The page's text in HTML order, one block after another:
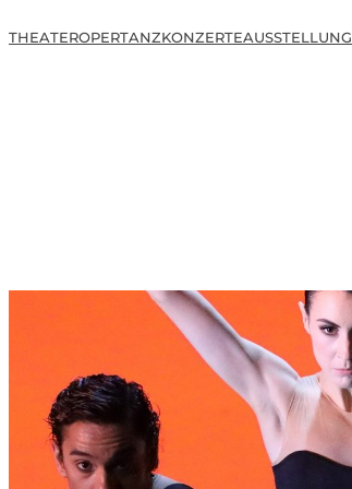
THEATEROPERTANZKONZERTEAUSSTELLUNG